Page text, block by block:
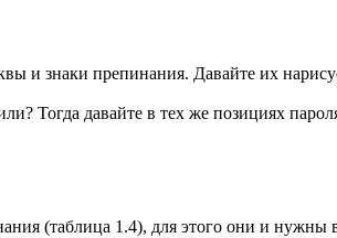
и знаки препинания. Давайте их
Тогда давайте в тех же позициях
(таблица 1.4), для этого они и нужны